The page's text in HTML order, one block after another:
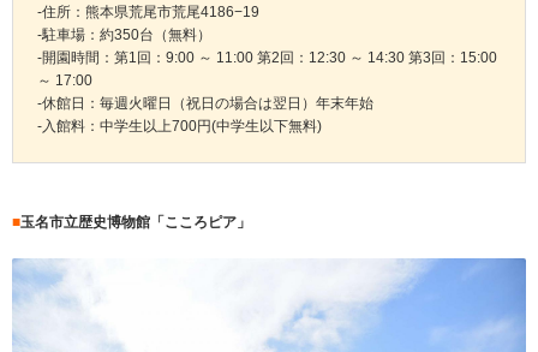
-住所：熊本県荒尾市荒尾4186−19
-駐車場：約350台（無料）
-開園時間：第1回：9:00 ～ 11:00 第2回：12:30 ～ 14:30 第3回：15:00
～ 17:00
-休館日：毎週火曜日（祝日の場合は翌日）年末年始
-入館料：中学生以上700円(中学生以下無料)
■玉名市立歴史博物館「こころピア」